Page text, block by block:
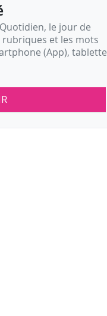
le jour de
rubriques et les mots
(App), tablette